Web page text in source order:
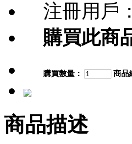
注冊用戶：
購買此商
購買數量： 商品
商品描述